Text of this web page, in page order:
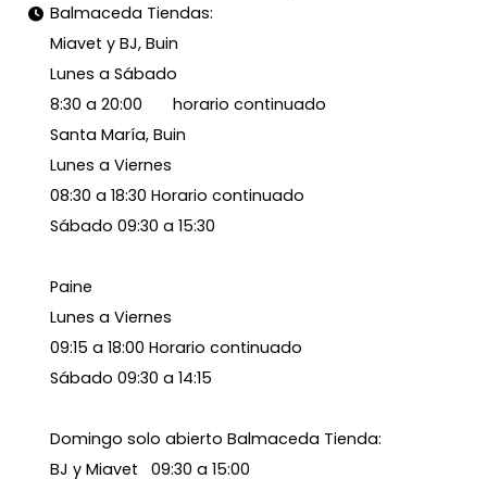
Balmaceda Tiendas:
Miavet y BJ, Buin
Lunes a Sábado
8:30 a 20:00 horario continuado
Santa María, Buin
Lunes a Viernes
08:30 a 18:30 Horario continuado
Sábado 09:30 a 15:30
Paine
Lunes a Viernes
09:15 a 18:00 Horario continuado
Sábado 09:30 a 14:15
Domingo solo abierto Balmaceda Tienda:
BJ y Miavet 09:30 a 15:00